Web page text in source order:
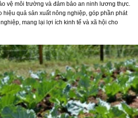
vệ môi trường và đảm bảo an ninh lương thực.
hiệu quả sản xuất nông nghiệp, góp phần phát
mang lại lợi ích kinh tế và xã hội cho